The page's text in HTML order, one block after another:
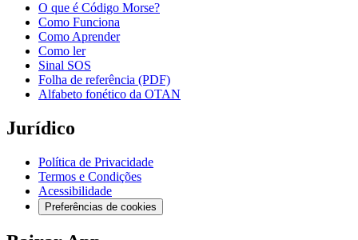
O que é Código Morse?
Como Funciona
Como Aprender
Como ler
Sinal SOS
Folha de referência (PDF)
Alfabeto fonético da OTAN
Jurídico
Política de Privacidade
Termos e Condições
Acessibilidade
Preferências de cookies